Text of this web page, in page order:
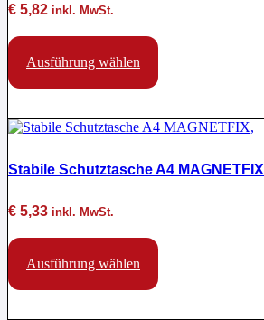
€ 5,82 inkl. MwSt.
Ausführung wählen
Dieses
weist
auf.
können
Stabile Schutztasche A4 MAGNETFIX
€ 5,33 inkl. MwSt.
Ausführung wählen
Dieses
weist